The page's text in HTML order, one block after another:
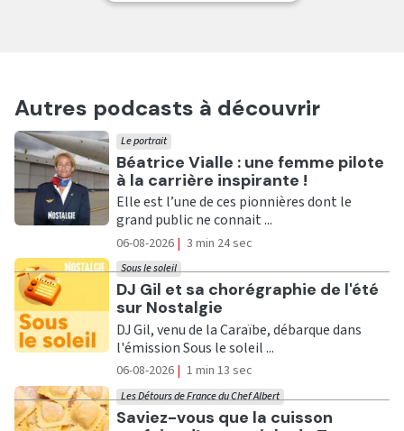
Autres podcasts à découvrir
Ecouter
Béatrice Vialle : une femme pilote
à la carrière inspirante !
Le portrait
Elle est l’une de ces pionnières dont le
grand public ne connait ...
06-08-2026 | 3 min 24 sec
Ecouter
DJ Gil et sa chorégraphie de l'été
sur Nostalgie
Sous le soleil
DJ Gil, venu de la Caraïbe, débarque dans
l'émission Sous le soleil ...
06-08-2026 | 1 min 13 sec
Ecouter
Saviez-vous que la cuisson
Les Détours de France du Chef Albert